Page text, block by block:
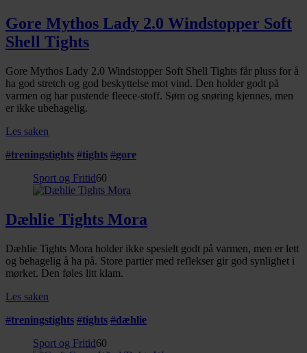
Gore Mythos Lady 2.0 Windstopper Soft
Shell Tights
Gore Mythos Lady 2.0 Windstopper Soft Shell Tights får pluss for å
ha god stretch og god beskyttelse mot vind. Den holder godt på
varmen og har pustende fleece-stoff. Søm og snøring kjennes, men
er ikke ubehagelig.
Les saken
#treningstights #tights #gore
Sport og Fritid60
Dæhlie Tights Mora
Dæhlie Tights Mora holder ikke spesielt godt på varmen, men er lett
og behagelig å ha på. Store partier med reflekser gir god synlighet i
mørket. Den føles litt klam.
Les saken
#treningstights #tights #dæhlie
Sport og Fritid60